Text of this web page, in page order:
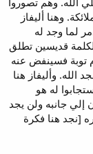
وهنا أليفاز
لما وجد له
قديسين تطلق
توبة فسينفض عنه
وأليفاز هنا
له هو
جانبه ولن يجد
[نجد هنا فكرة